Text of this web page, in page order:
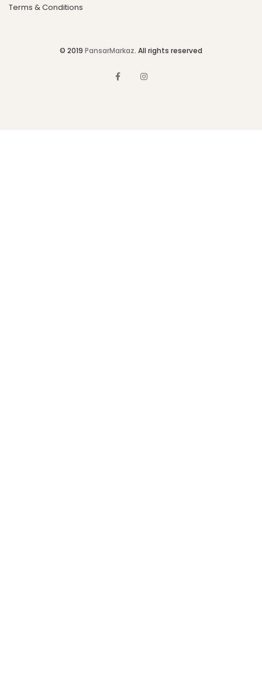
Terms & Conditions
© 2019 PansarMarkaz. All rights reserved